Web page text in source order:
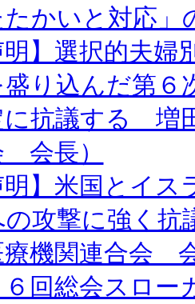
たかいと対応
明】選択的夫
り込んだ第６
に抗議する 増
会長）
明】米国とイ
の攻撃に強く
療機関連合会
６回総会スロー